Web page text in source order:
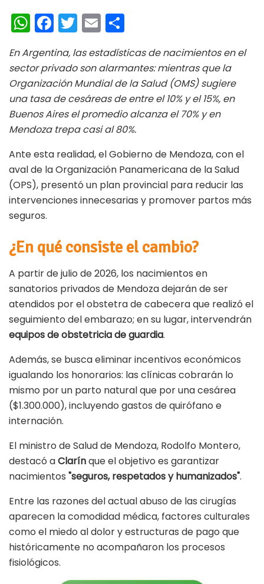
W
at
s
A
p
p
Fa
b
oo
k
T
tt
er
E
ai
l
m
p
ar
ti
r
En Argentina, las estadísticas de nacimientos en el
sector privado son alarmantes: mientras que la
Organización Mundial de la Salud (OMS) sugiere
una tasa de cesáreas de entre el 10% y el 15%, en
Buenos Aires el promedio alcanza el 70% y en
Mendoza trepa casi al 80%.
Ante esta realidad, el Gobierno de Mendoza, con el
aval de la Organización Panamericana de la Salud
(OPS), presentó un plan provincial para reducir las
intervenciones innecesarias y promover partos más
seguros.
¿En qué consiste el cambio?
A partir de julio de 2026, los nacimientos en
sanatorios privados de Mendoza dejarán de ser
atendidos por el obstetra de cabecera que realizó el
seguimiento del embarazo; en su lugar, intervendrán
equipos de obstetricia de guardia.
Además, se busca eliminar incentivos económicos
igualando los honorarios: las clínicas cobrarán lo
mismo por un parto natural que por una cesárea
($1.300.000), incluyendo gastos de quirófano e
internación.
El ministro de Salud de Mendoza, Rodolfo Montero,
destacó aClarínque el objetivo es garantizar
nacimientos "seguros, respetados y humanizados".
Entre las razones del actual abuso de las cirugías
aparecen la comodidad médica, factores culturales
como el miedo al dolor y estructuras de pago que
históricamente no acompañaron los procesos
fisiológicos.